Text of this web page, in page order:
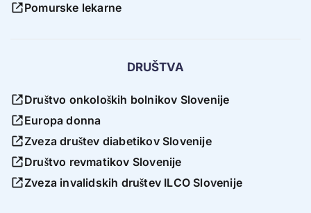
Pomurske lekarne
DRUŠTVA
Društvo onkoloških bolnikov Slovenije
Europa donna
Zveza društev diabetikov Slovenije
Društvo revmatikov Slovenije
Zveza invalidskih društev ILCO Slovenije